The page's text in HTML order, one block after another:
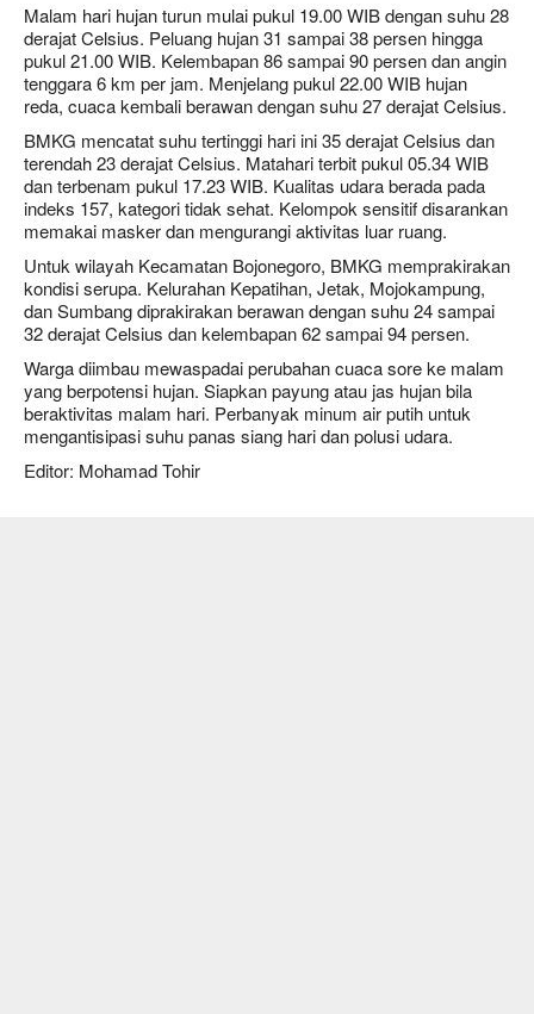
Malam hari hujan turun mulai pukul 19.00 WIB dengan suhu 28
derajat Celsius. Peluang hujan 31 sampai 38 persen hingga
pukul 21.00 WIB. Kelembapan 86 sampai 90 persen dan angin
tenggara 6 km per jam. Menjelang pukul 22.00 WIB hujan
reda, cuaca kembali berawan dengan suhu 27 derajat Celsius.
BMKG mencatat suhu tertinggi hari ini 35 derajat Celsius dan
terendah 23 derajat Celsius. Matahari terbit pukul 05.34 WIB
dan terbenam pukul 17.23 WIB. Kualitas udara berada pada
indeks 157, kategori tidak sehat. Kelompok sensitif disarankan
memakai masker dan mengurangi aktivitas luar ruang.
Untuk wilayah Kecamatan Bojonegoro, BMKG memprakirakan
kondisi serupa. Kelurahan Kepatihan, Jetak, Mojokampung,
dan Sumbang diprakirakan berawan dengan suhu 24 sampai
32 derajat Celsius dan kelembapan 62 sampai 94 persen.
Warga diimbau mewaspadai perubahan cuaca sore ke malam
yang berpotensi hujan. Siapkan payung atau jas hujan bila
beraktivitas malam hari. Perbanyak minum air putih untuk
mengantisipasi suhu panas siang hari dan polusi udara.
Editor: Mohamad Tohir